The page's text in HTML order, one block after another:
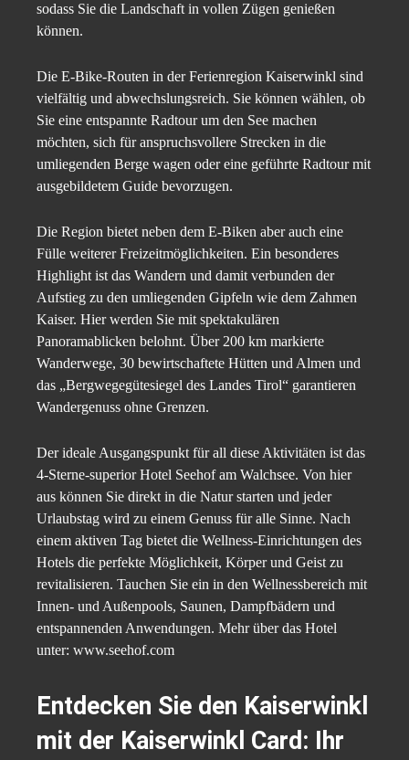
sodass Sie die Landschaft in vollen Zügen genießen
können.
Die E-Bike-Routen in der Ferienregion Kaiserwinkl sind
vielfältig und abwechslungsreich. Sie können wählen, ob
Sie eine entspannte Radtour um den See machen
möchten, sich für anspruchsvollere Strecken in die
umliegenden Berge wagen oder eine geführte Radtour mit
ausgebildetem Guide bevorzugen.
Die Region bietet neben dem E-Biken aber auch eine
Fülle weiterer Freizeitmöglichkeiten. Ein besonderes
Highlight ist das Wandern und damit verbunden der
Aufstieg zu den umliegenden Gipfeln wie dem Zahmen
Kaiser. Hier werden Sie mit spektakulären
Panoramablicken belohnt. Über 200 km markierte
Wanderwege, 30 bewirtschaftete Hütten und Almen und
das „Bergwegegütesiegel des Landes Tirol“ garantieren
Wandergenuss ohne Grenzen.
Der ideale Ausgangspunkt für all diese Aktivitäten ist das
4-Sterne-superior Hotel Seehof am Walchsee. Von hier
aus können Sie direkt in die Natur starten und jeder
Urlaubstag wird zu einem Genuss für alle Sinne. Nach
einem aktiven Tag bietet die Wellness-Einrichtungen des
Hotels die perfekte Möglichkeit, Körper und Geist zu
revitalisieren. Tauchen Sie ein in den Wellnessbereich mit
Innen- und Außenpools, Saunen, Dampfbädern und
entspannenden Anwendungen. Mehr über das Hotel
unter: www.seehof.com
Entdecken Sie den Kaiserwinkl
mit der Kaiserwinkl Card: Ihr